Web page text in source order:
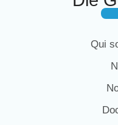
Qui